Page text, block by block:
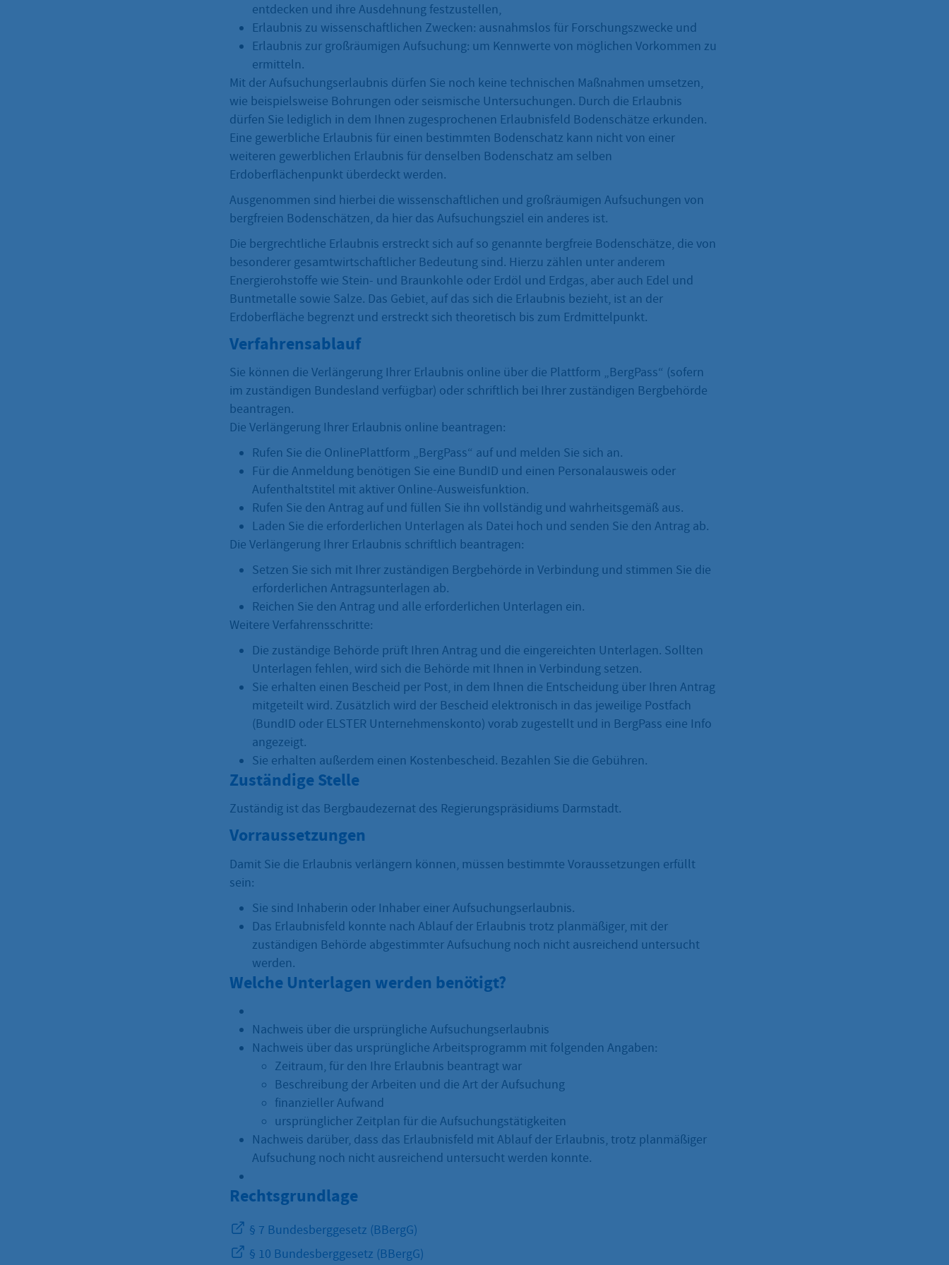
entdecken und ihre Ausdehnung festzustellen,
Erlaubnis zu wissenschaftlichen Zwecken: ausnahmslos für Forschungszwecke und
Erlaubnis zur großräumigen Aufsuchung: um Kennwerte von möglichen Vorkommen zu
ermitteln.
Mit der Aufsuchungserlaubnis dürfen Sie noch keine technischen Maßnahmen umsetzen,
wie beispielsweise Bohrungen oder seismische Untersuchungen. Durch die Erlaubnis
dürfen Sie lediglich in dem Ihnen zugesprochenen Erlaubnisfeld Bodenschätze erkunden.
Eine gewerbliche Erlaubnis für einen bestimmten Bodenschatz kann nicht von einer
weiteren gewerblichen Erlaubnis für denselben Bodenschatz am selben
Erdoberflächenpunkt überdeckt werden.
Ausgenommen sind hierbei die wissenschaftlichen und großräumigen Aufsuchungen von
bergfreien Bodenschätzen, da hier das Aufsuchungsziel ein anderes ist.
Die bergrechtliche Erlaubnis erstreckt sich auf so genannte bergfreie Bodenschätze, die von
besonderer gesamtwirtschaftlicher Bedeutung sind. Hierzu zählen unter anderem
Energierohstoffe wie Stein- und Braunkohle oder Erdöl und Erdgas, aber auch Edel und
Buntmetalle sowie Salze. Das Gebiet, auf das sich die Erlaubnis bezieht, ist an der
Erdoberfläche begrenzt und erstreckt sich theoretisch bis zum Erdmittelpunkt.
Verfahrensablauf
Sie können die Verlängerung Ihrer Erlaubnis online über die Plattform „BergPass“ (sofern
im zuständigen Bundesland verfügbar) oder schriftlich bei Ihrer zuständigen Bergbehörde
beantragen.
Die Verlängerung Ihrer Erlaubnis online beantragen:
Rufen Sie die OnlinePlattform „BergPass“ auf und melden Sie sich an.
Für die Anmeldung benötigen Sie eine BundID und einen Personalausweis oder
Aufenthaltstitel mit aktiver Online-Ausweisfunktion.
Rufen Sie den Antrag auf und füllen Sie ihn vollständig und wahrheitsgemäß aus.
Laden Sie die erforderlichen Unterlagen als Datei hoch und senden Sie den Antrag ab.
Die Verlängerung Ihrer Erlaubnis schriftlich beantragen:
Setzen Sie sich mit Ihrer zuständigen Bergbehörde in Verbindung und stimmen Sie die
erforderlichen Antragsunterlagen ab.
Reichen Sie den Antrag und alle erforderlichen Unterlagen ein.
Weitere Verfahrensschritte:
Die zuständige Behörde prüft Ihren Antrag und die eingereichten Unterlagen. Sollten
Unterlagen fehlen, wird sich die Behörde mit Ihnen in Verbindung setzen.
Sie erhalten einen Bescheid per Post, in dem Ihnen die Entscheidung über Ihren Antrag
mitgeteilt wird. Zusätzlich wird der Bescheid elektronisch in das jeweilige Postfach
(BundID oder ELSTER Unternehmenskonto) vorab zugestellt und in BergPass eine Info
angezeigt.
Sie erhalten außerdem einen Kostenbescheid. Bezahlen Sie die Gebühren.
Zuständige Stelle
Zuständig ist das Bergbaudezernat des Regierungspräsidiums Darmstadt.
Vorraussetzungen
Damit Sie die Erlaubnis verlängern können, müssen bestimmte Voraussetzungen erfüllt
sein:
Sie sind Inhaberin oder Inhaber einer Aufsuchungserlaubnis.
Das Erlaubnisfeld konnte nach Ablauf der Erlaubnis trotz planmäßiger, mit der
zuständigen Behörde abgestimmter Aufsuchung noch nicht ausreichend untersucht
werden.
Welche Unterlagen werden benötigt?
Nachweis über die ursprüngliche Aufsuchungserlaubnis
Nachweis über das ursprüngliche Arbeitsprogramm mit folgenden Angaben:
Zeitraum, für den Ihre Erlaubnis beantragt war
Beschreibung der Arbeiten und die Art der Aufsuchung
finanzieller Aufwand
ursprünglicher Zeitplan für die Aufsuchungstätigkeiten
Nachweis darüber, dass das Erlaubnisfeld mit Ablauf der Erlaubnis, trotz planmäßiger
Aufsuchung noch nicht ausreichend untersucht werden konnte.
Rechtsgrundlage
§ 7 Bundesberggesetz (BBergG)
§ 10 Bundesberggesetz (BBergG)